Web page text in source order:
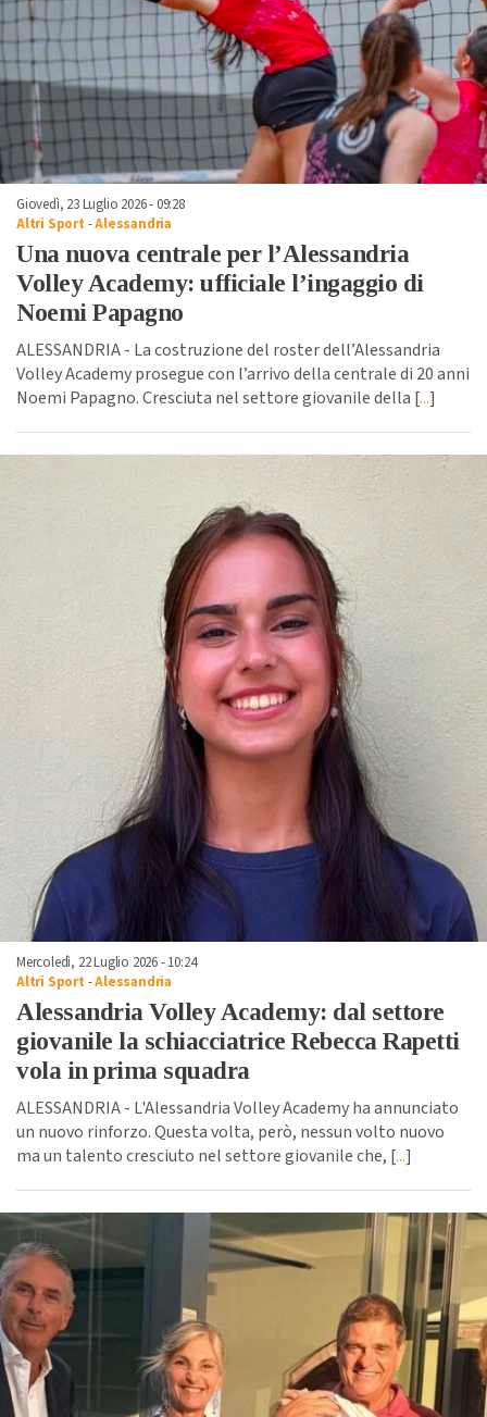
Giovedì, 23 Luglio 2026 - 09:28
Altri Sport -Alessandria
Una nuova centrale per l’Alessandria
Volley Academy: ufficiale l’ingaggio di
Noemi Papagno
ALESSANDRIA - La costruzione del roster dell’Alessandria
Volley Academy prosegue con l’arrivo della centrale di 20 anni
Noemi Papagno. Cresciuta nel settore giovanile della [...]
Mercoledì, 22 Luglio 2026 - 10:24
Altri Sport -Alessandria
Alessandria Volley Academy: dal settore
giovanile la schiacciatrice Rebecca Rapetti
vola in prima squadra
ALESSANDRIA - L'Alessandria Volley Academy ha annunciato
un nuovo rinforzo. Questa volta, però, nessun volto nuovo
ma un talento cresciuto nel settore giovanile che, [...]